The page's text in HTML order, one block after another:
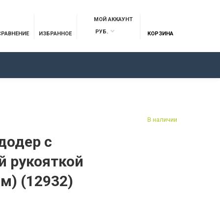
ИЗБРАННОЕ
МОЙ АККАУНТ
РУБ.
КОРЗИНА
с
рукояткой
(12932)
В наличии